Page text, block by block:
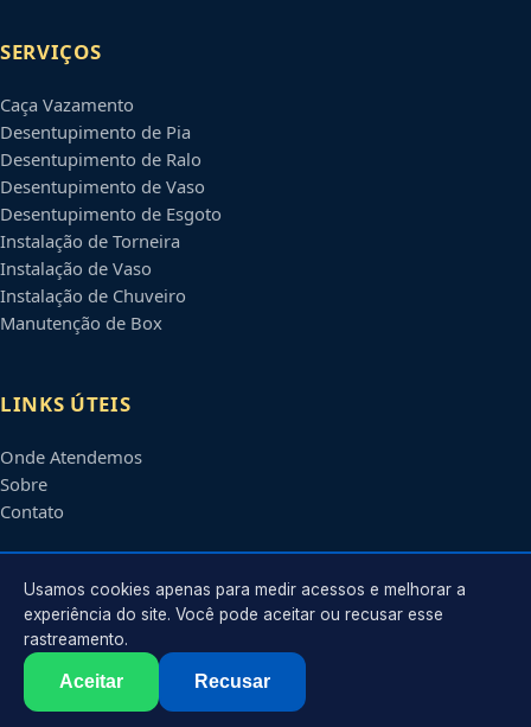
SERVIÇOS
Caça Vazamento
Desentupimento de Pia
Desentupimento de Ralo
Desentupimento de Vaso
Desentupimento de Esgoto
Instalação de Torneira
Instalação de Vaso
Instalação de Chuveiro
Manutenção de Box
LINKS ÚTEIS
Onde Atendemos
Sobre
Contato
CONTATO
Atendimento em
contato@encanadoremjoaopessoa.com.br
2026 Encanador emJoão Pessoa
. Todos os direitos reservados.
Usamos cookies apenas para medir acessos e melhorar a
experiência do site. Você pode aceitar ou recusar esse
rastreamento.
Aceitar Recusar